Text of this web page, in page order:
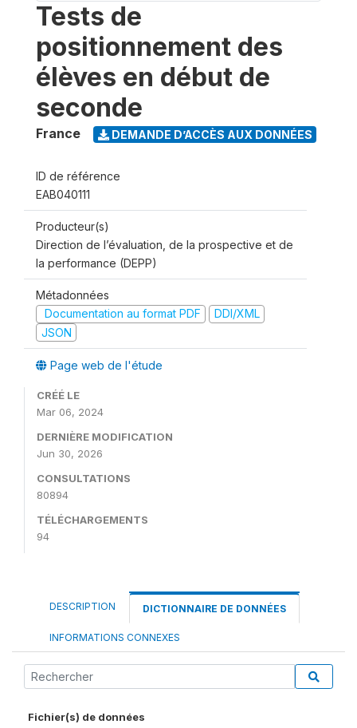
Tests de
positionnement des
élèves en début de
seconde
France DEMANDE D’ACCÈS AUX DONNÉES
ID de référence
EAB040111
Producteur(s)
Direction de l’évaluation, de la prospective et de
la performance (DEPP)
Métadonnées
Documentation au format PDF
DDI/XML
JSON
Page web de l'étude
CRÉÉ LE
Mar 06, 2024
DERNIÈRE MODIFICATION
Jun 30, 2026
CONSULTATIONS
80894
TÉLÉCHARGEMENTS
94
DESCRIPTION DICTIONNAIRE DE DONNÉES
INFORMATIONS CONNEXES
Fichier(s) de données